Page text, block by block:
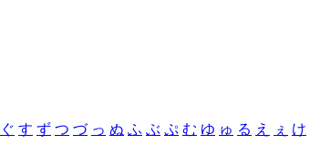
ぐ す ず つ づ っ ぬ ふ ぶ ぷ む ゆ ゅ る え ぇ け